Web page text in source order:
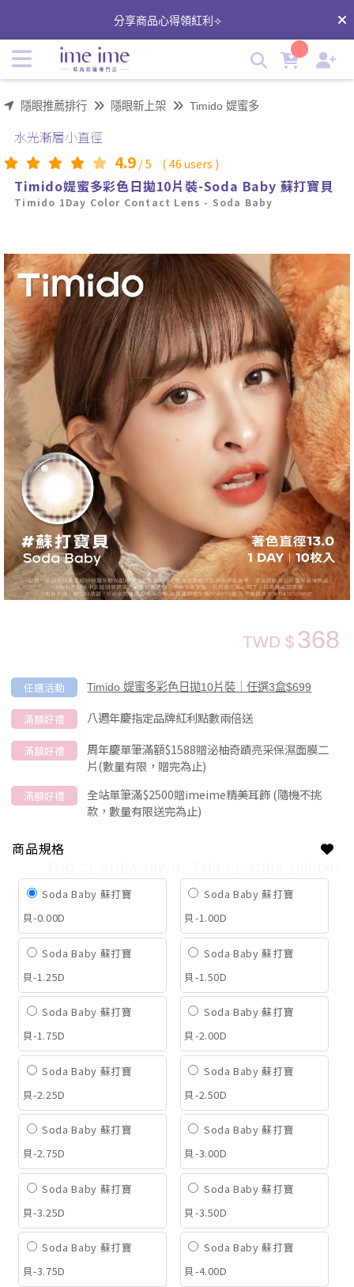
貝 | imeime 隱形眼鏡美瞳店
分享商品心得領紅利⟢
隱眼推薦排行 隱眼新上架 Timido 媞蜜多
水光漸層小直徑
4.9/5 (46users )
Timido媞蜜多彩色日拋10片裝-Soda Baby 蘇打寶貝
Timido 1Day Color Contact Lens - Soda Baby
368
TWD $
任選活動 Timido 媞蜜多彩色日拋10片裝｜任選3盒$699
滿額好禮 八週年慶指定品牌紅利點數兩倍送
滿額好禮
周年慶單筆滿額$1588贈泌柚奇蹟亮采保濕面膜二
片(數量有限，贈完為止)
滿額好禮
全站單筆滿$2500贈imeime精美耳飾 (隨機不挑
款，數量有限送完為止)
商品規格
Soda Baby 蘇打寶
貝-0.00D
Soda Baby 蘇打寶
貝-1.00D
Soda Baby 蘇打寶
貝-1.25D
Soda Baby 蘇打寶
貝-1.50D
Soda Baby 蘇打寶
貝-1.75D
Soda Baby 蘇打寶
貝-2.00D
Soda Baby 蘇打寶
貝-2.25D
Soda Baby 蘇打寶
貝-2.50D
Soda Baby 蘇打寶
貝-2.75D
Soda Baby 蘇打寶
貝-3.00D
Soda Baby 蘇打寶
貝-3.25D
Soda Baby 蘇打寶
貝-3.50D
Soda Baby 蘇打寶
貝-3.75D
Soda Baby 蘇打寶
貝-4.00D